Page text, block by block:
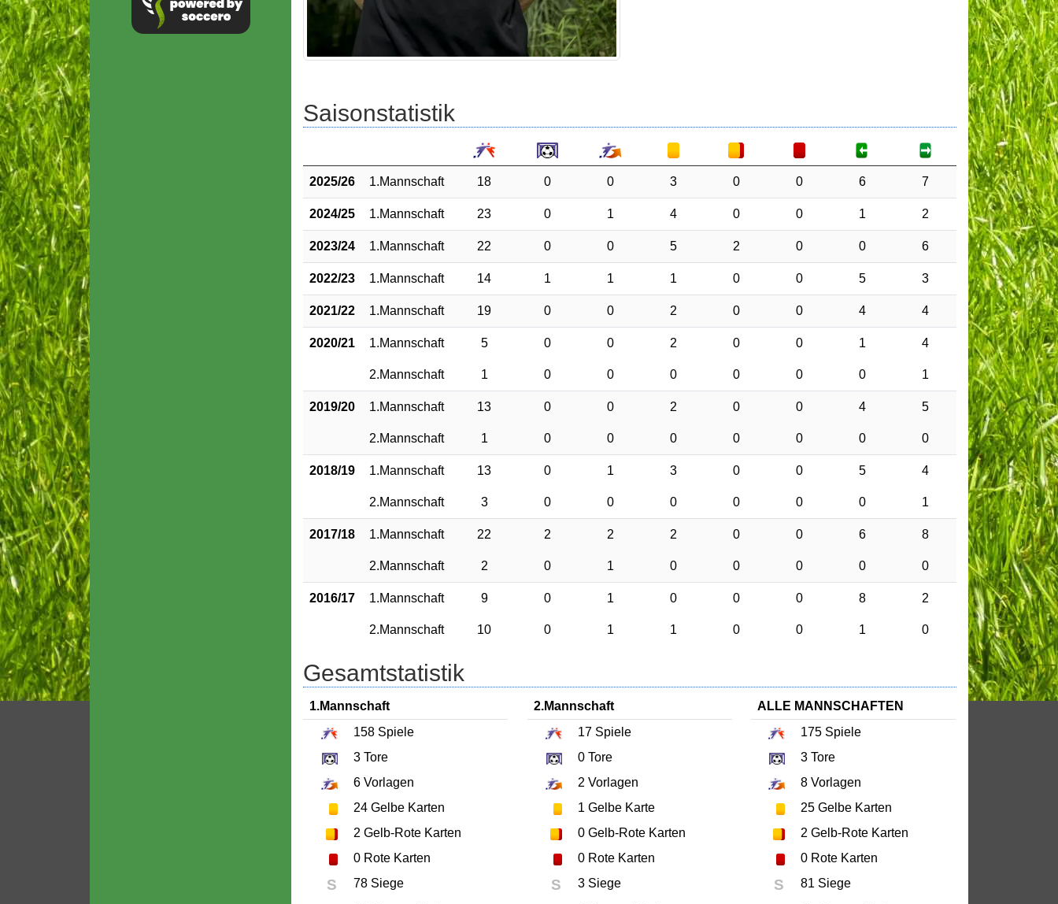
Saisonstatistik
2025/26 1.Mannschaft 18 0 0 3 0 0 6 7
2024/25 1.Mannschaft 23 0 1 4 0 0 1 2
2023/24 1.Mannschaft 22 0 0 5 2 0 0 6
2022/23 1.Mannschaft 14 1 1 1 0 0 5 3
2021/22 1.Mannschaft 19 0 0 2 0 0 4 4
2020/21 1.Mannschaft 5 0 0 2 0 0 1 4
2.Mannschaft 1 0 0 0 0 0 0 1
2019/20 1.Mannschaft 13 0 0 2 0 0 4 5
2.Mannschaft 1 0 0 0 0 0 0 0
2018/19 1.Mannschaft 13 0 1 3 0 0 5 4
2.Mannschaft 3 0 0 0 0 0 0 1
2017/18 1.Mannschaft 22 2 2 2 0 0 6 8
2.Mannschaft 2 0 1 0 0 0 0 0
2016/17 1.Mannschaft 9 0 1 0 0 0 8 2
2.Mannschaft 10 0 1 1 0 0 1 0
Gesamtstatistik
1.Mannschaft
158 Spiele
3 Tore
6 Vorlagen
24 Gelbe Karten
2 Gelb-Rote Karten
0 Rote Karten
S 78 Siege
2.Mannschaft
17 Spiele
0Tore
2Vorlagen
1Gelbe Karte
0Gelb-Rote Karten
0Rote Karten
S 3 Siege
ALLE MANNSCHAFTEN
175 Spiele
3 Tore
8 Vorlagen
25 Gelbe Karten
2 Gelb-Rote Karten
0 Rote Karten
S 81 Siege